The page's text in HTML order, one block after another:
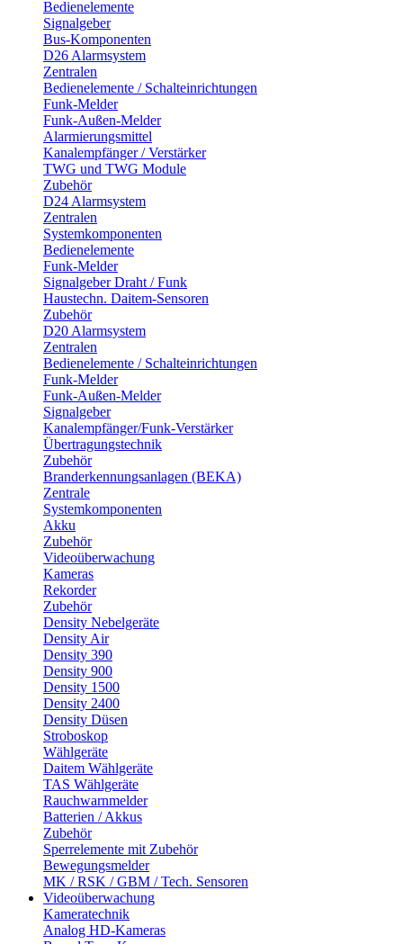
Bedienelemente
Signalgeber
Bus-Komponenten
D26 Alarmsystem
Zentralen
Bedienelemente / Schalteinrichtungen
Funk-Melder
Funk-Außen-Melder
Alarmierungsmittel
Kanalempfänger / Verstärker
TWG und TWG Module
Zubehör
D24 Alarmsystem
Zentralen
Systemkomponenten
Bedienelemente
Funk-Melder
Signalgeber Draht / Funk
Haustechn. Daitem-Sensoren
Zubehör
D20 Alarmsystem
Zentralen
Bedienelemente / Schalteinrichtungen
Funk-Melder
Funk-Außen-Melder
Signalgeber
Kanalempfänger/Funk-Verstärker
Übertragungstechnik
Zubehör
Branderkennungsanlagen (BEKA)
Zentrale
Systemkomponenten
Akku
Zubehör
Videoüberwachung
Kameras
Rekorder
Zubehör
Density Nebelgeräte
Density Air
Density 390
Density 900
Density 1500
Density 2400
Density Düsen
Stroboskop
Wählgeräte
Daitem Wählgeräte
TAS Wählgeräte
Rauchwarnmelder
Batterien / Akkus
Zubehör
Sperrelemente mit Zubehör
Bewegungsmelder
MK / RSK / GBM / Tech. Sensoren
Videoüberwachung
Kameratechnik
Analog HD-Kameras